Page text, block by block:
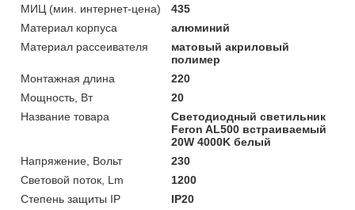
МИЦ (мин. интернет-цена)
435
Материал корпуса
алюминий
Материал рассеивателя
матовый акриловый
полимер
Монтажная длина
220
Мощность, Вт
20
Название товара
Светодиодный светильник
Feron AL500 встраиваемый
20W 4000K белый
Напряжение, Вольт
230
Световой поток, Lm
1200
Степень защиты IP
IP20